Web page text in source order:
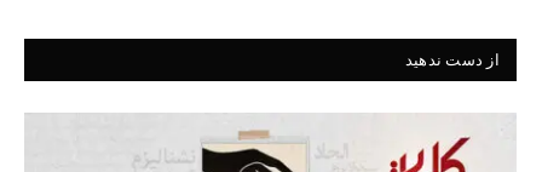
از دست ندهید